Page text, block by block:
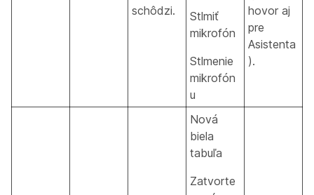
schôdzi.
Stlmiť
mikrofón
Stlmenie
mikrofón
u
hovor aj
pre
Asistenta
).
Nová
biela
tabuľa
Zatvorte